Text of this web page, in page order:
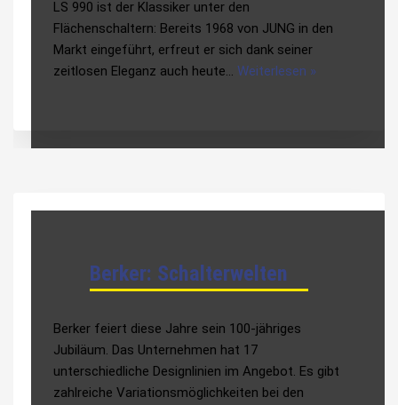
LS 990 ist der Klassiker unter den
Flächenschaltern: Bereits 1968 von JUNG in den
Markt eingeführt, erfreut er sich dank seiner
zeitlosen Eleganz auch heute… Weiterlesen »
Berker: Schalterwelten
Berker feiert diese Jahre sein 100-jähriges
Jubiläum. Das Unternehmen hat 17
unterschiedliche Designlinien im Angebot. Es gibt
zahlreiche Variationsmöglichkeiten bei den